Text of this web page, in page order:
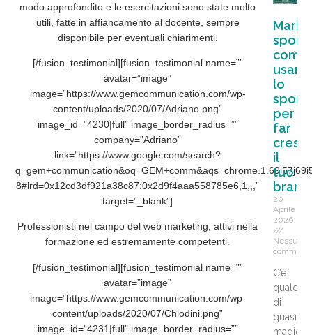
modo approfondito e le esercitazioni sono state molto
utili, fatte in affiancamento al docente, sempre
disponibile per eventuali chiarimenti.
[/fusion_testimonial][fusion_testimonial name=””
avatar=”image”
image=”https://www.gemcommunication.com/wp-
content/uploads/2020/07/Adriano.png”
image_id=”4230|full” image_border_radius=””
company=”Adriano”
link=”https://www.google.com/search?
8#lrd=0x12cd3df921a38c87:0x2d9f4aaa558785e6,1,,,”
target=”_blank”]
Professionisti nel campo del web marketing, attivi nella
formazione ed estremamente competenti.
[/fusion_testimonial][fusion_testimonial name=””
avatar=”image”
image=”https://www.gemcommunication.com/wp-
content/uploads/2020/07/Chiodini.png”
image_id=”4231|full” image_border_radius=””
come
usare
lo
sport
per
far
il
tuo
brand
20
Aprile
2026
Nessun
C’è
di
quasi
magico